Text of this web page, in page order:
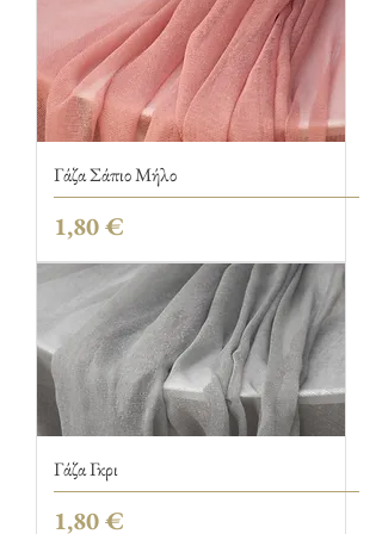
Γάζα Σάπιο Μήλο
Τιμή
1,80 €
Γάζα Γκρι
Τιμή
1,80 €